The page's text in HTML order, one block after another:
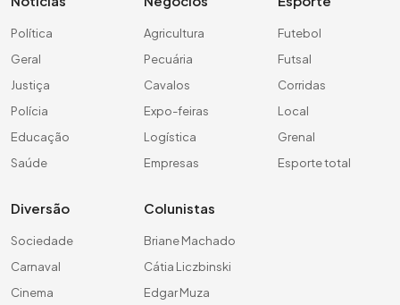
Política
Geral
Justiça
Polícia
Educação
Saúde
Agricultura
Pecuária
Cavalos
Expo-feiras
Logística
Empresas
Futebol
Futsal
Corridas
Local
Grenal
Esporte total
Diversão
Sociedade
Carnaval
Cinema
Colunistas
Briane Machado
Cátia Liczbinski
Edgar Muza